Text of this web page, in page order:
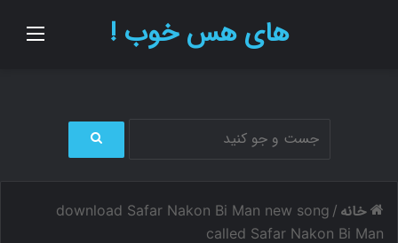
های هس خوب !
ج
ج
خانه /
download Safar Nakon Bi Man new song
called Safar Nakon Bi Man